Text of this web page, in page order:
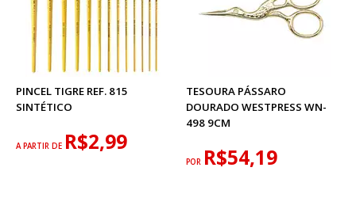
PINCEL TIGRE REF. 815
SINTÉTICO
A PARTIR DE R$2,99
TESOURA PÁSSARO
DOURADO WESTPRESS WN-
498 9CM
POR R$54,19